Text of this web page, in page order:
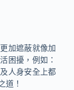
加遮蔽就像加
困擾，例如：
人身安全上都
道！